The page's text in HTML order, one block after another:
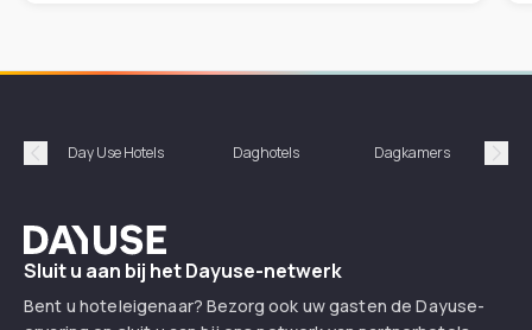
Précédent
Day Use Hotels Daghotels Dagkamers
Dayuse
Sluit u aan bij het Dayuse-netwerk
Bent u hoteleigenaar? Bezorg ook uw gasten de Dayuse-